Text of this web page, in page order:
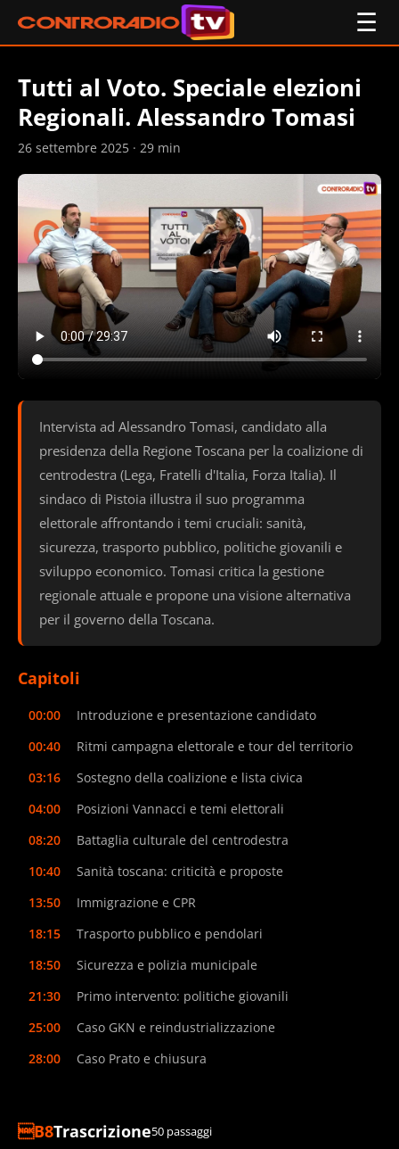
☰
Tutti al Voto. Speciale elezioni
Regionali. Alessandro Tomasi
26 settembre 2025 · 29 min
Intervista ad Alessandro Tomasi, candidato alla
presidenza della Regione Toscana per la coalizione di
centrodestra (Lega, Fratelli d'Italia, Forza Italia). Il
sindaco di Pistoia illustra il suo programma
elettorale affrontando i temi cruciali: sanità,
sicurezza, trasporto pubblico, politiche giovanili e
sviluppo economico. Tomasi critica la gestione
regionale attuale e propone una visione alternativa
per il governo della Toscana.
Capitoli
00:00
Introduzione e presentazione candidato
00:40
Ritmi campagna elettorale e tour del territorio
03:16
Sostegno della coalizione e lista civica
04:00
Posizioni Vannacci e temi elettorali
08:20
Battaglia culturale del centrodestra
10:40
Sanità toscana: criticità e proposte
13:50
Immigrazione e CPR
18:15
Trasporto pubblico e pendolari
18:50
Sicurezza e polizia municipale
21:30
Primo intervento: politiche giovanili
25:00
Caso GKN e reindustrializzazione
28:00
Caso Prato e chiusura
Trascrizione50 passaggi